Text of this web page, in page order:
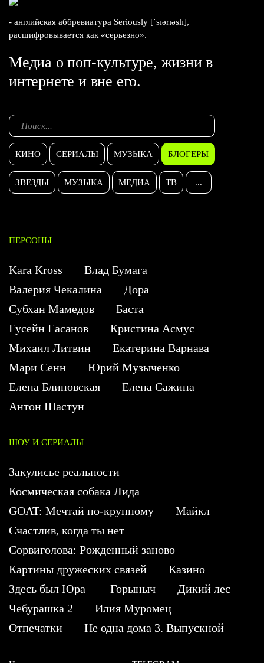
- английская аббревиатура Seriously [ˈsɪərɪəslɪ],
расшифровывается как «серьезно».
Медиа о поп-культуре, жизни в
интернете и вне его.
КИНО СЕРИАЛЫ МУЗЫКА БЛОГЕРЫ
ЗВЕЗДЫ МУЗЫКА МЕДИА ТВ ...
ПЕРСОНЫ
Kara Kross
Влад Бумага
Валерия Чекалина
Дора
Субхан Мамедов
Баста
Гусейн Гасанов
Кристина Асмус
Михаил Литвин
Екатерина Варнава
Мари Сенн
Юрий Музыченко
Елена Блиновская
Елена Сажина
Антон Шастун
ШОУ И СЕРИАЛЫ
Закулисье реальности
Космическая собака Лида
GOAT: Мечтай по-крупному
Майкл
Счастлив, когда ты нет
Сорвиголова: Рожденный заново
Картины дружеских связей
Казино
Здесь был Юра
Горыныч
Дикий лес
Чебурашка 2
Илия Муромец
Отпечатки
Не одна дома 3. Выпускной